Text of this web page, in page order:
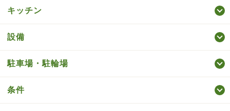
キッチン
設備
駐車場・駐輪場
条件